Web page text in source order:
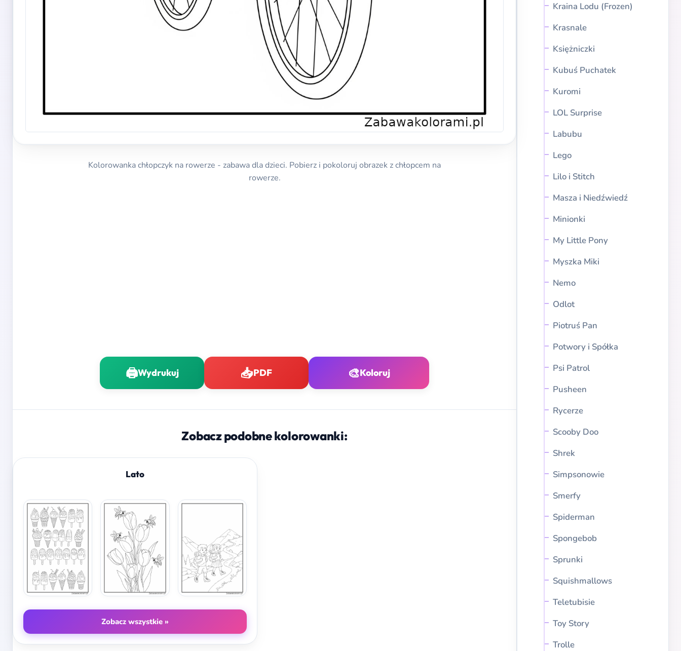
Kraina Lodu (Frozen)
Krasnale
Księżniczki
Kubuś Puchatek
Kuromi
LOL Surprise
Labubu
Lego
Lilo i Stitch
Masza i Niedźwiedź
Minionki
My Little Pony
Myszka Miki
Nemo
Odlot
Piotruś Pan
Potwory i Spółka
Psi Patrol
Pusheen
Rycerze
Scooby Doo
Shrek
Simpsonowie
Smerfy
Spiderman
Spongebob
Sprunki
Squishmallows
Teletubisie
Toy Story
Trolle
Kolorowanka chłopczyk na rowerze - zabawa dla dzieci. Pobierz i pokoloruj obrazek z chłopcem na
rowerze.
🖨️Wydrukuj 📥PDF 🎨Koloruj
Zobacz podobne kolorowanki:
Lato
Zobacz wszystkie »